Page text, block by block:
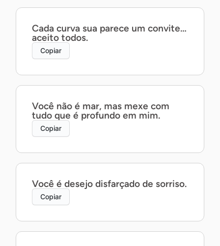
Cada curva sua parece um convite…
aceito todos.
Copiar
Você não é mar, mas mexe com
tudo que é profundo em mim.
Copiar
Você é desejo disfarçado de sorriso.
Copiar